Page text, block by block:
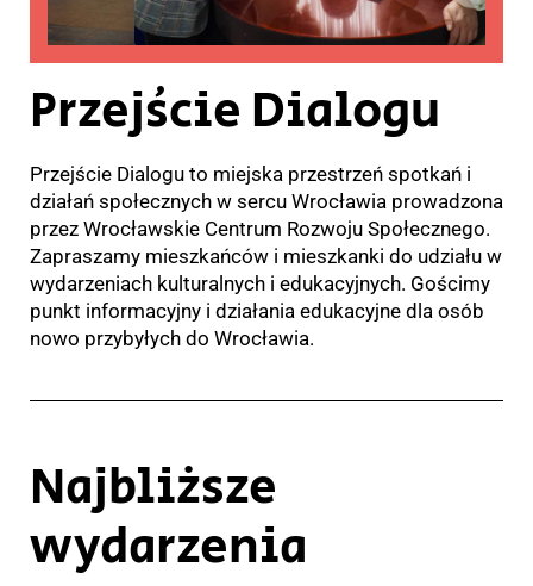
Przejście Dialogu
Przejście Dialogu to miejska przestrzeń spotkań i
działań społecznych w sercu Wrocławia prowadzona
przez Wrocławskie Centrum Rozwoju Społecznego.
Zapraszamy mieszkańców i mieszkanki do udziału w
wydarzeniach kulturalnych i edukacyjnych. Gościmy
punkt informacyjny i działania edukacyjne dla osób
nowo przybyłych do Wrocławia.
Najbliższe
wydarzenia